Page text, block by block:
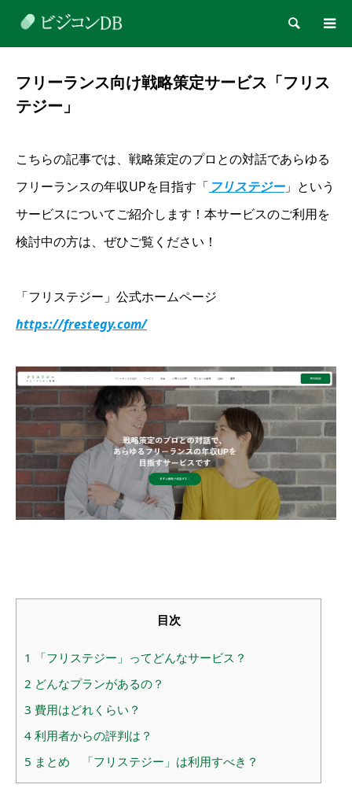
検索
フリーランス向け戦略策定サービス「フリス
テジー」
こちらの記事では、戦略策定のプロとの対話であらゆる
フリーランスの年収UPを目指す「 フリステジー」という
サービスについてご紹介します！本サービスのご利用を
検討中の方は、ぜひご覧ください！
「フリステジー」公式ホームページ
https://frestegy.com/
目次
1
「フリステジー」ってどんなサービス？
2 どんなプランがあるの？
3 費用はどれくらい？
4 利用者からの評判は？
5 まとめ 「フリステジー」は利用すべき？